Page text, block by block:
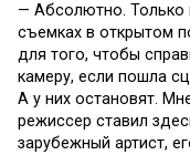
— Абсолютно. Только
съемках в открытом
для того, чтобы
камеру, если пошла
А у них остановят.
режиссер ставил
зарубежный артист,